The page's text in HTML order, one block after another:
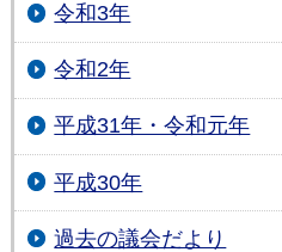
令和3年
令和2年
平成31年・令和元年
平成30年
過去の議会だより